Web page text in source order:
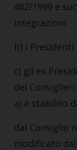
482/1999 e
integrazioni.
b) i
c) gli ex
dei
a) è stabilito
dal Consiglio
modificato dal